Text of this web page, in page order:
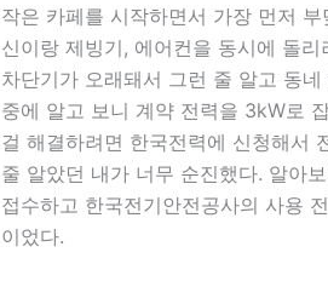
작은 카페를 시작하면서 가장 먼저
신이랑 제빙기, 에어컨을 동시에 돌
차단기가 오래돼서 그런 줄 알고 동
중에 알고 보니 계약 전력을 3kW로
걸 해결하려면 한국전력에 신청해서
줄 알았던 내가 너무 순진했다. 알아
접수하고 한국전기안전공사의 사용
이었다.